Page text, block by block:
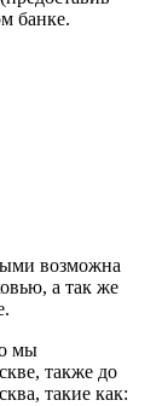
банке.
возможна
а так же
мы
также до
такие как: